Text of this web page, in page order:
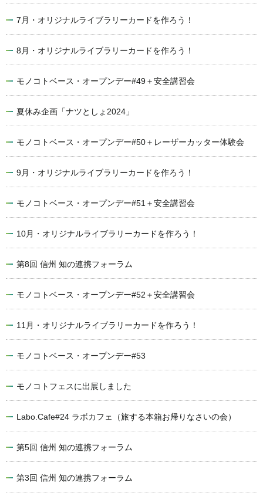
7月・オリジナルライブラリーカードを作ろう！
8月・オリジナルライブラリーカードを作ろう！
モノコトベース・オープンデー#49＋安全講習会
夏休み企画「ナツとしょ2024」
モノコトベース・オープンデー#50＋レーザーカッター体験会
9月・オリジナルライブラリーカードを作ろう！
モノコトベース・オープンデー#51＋安全講習会
10月・オリジナルライブラリーカードを作ろう！
第8回 信州 知の連携フォーラム
モノコトベース・オープンデー#52＋安全講習会
11月・オリジナルライブラリーカードを作ろう！
モノコトベース・オープンデー#53
モノコトフェスに出展しました
Labo.Cafe#24 ラボカフェ（旅する本箱お帰りなさいの会）
第5回 信州 知の連携フォーラム
第3回 信州 知の連携フォーラム